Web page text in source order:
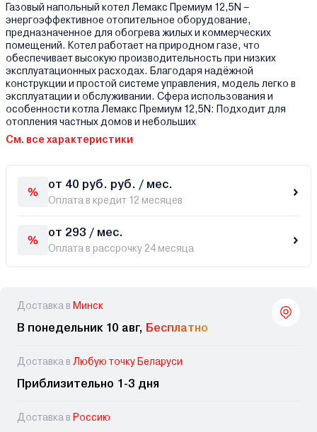
Газовый напольный котел Лемакс Премиум 12,5N –
энергоэффективное отопительное оборудование,
предназначенное для обогрева жилых и коммерческих
помещений. Котел работает на природном газе, что
обеспечивает высокую производительность при низких
эксплуатационных расходах. Благодаря надёжной
конструкции и простой системе управления, модель легко в
эксплуатации и обслуживании. Сфера использования и
особенности котла Лемакс Премиум 12,5N: Подходит для
отопления частных домов и небольших
См. все характеристики
от 40 руб. руб. / мес.
Оплата в кредит 12 месяцев
от 293 / мес.
Оплата в рассрочку 24 месяца
Доставка в Минск
В понедельник 10 авг, Бесплатно
Доставка в Любую точку Беларуси
Приблизительно 1-3 дня
Доставка в Россию